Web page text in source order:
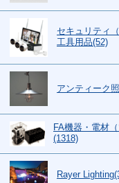
セキュリティ
工具用品(52)
アンティーク
FA機器・電材
(1318)
Rayer